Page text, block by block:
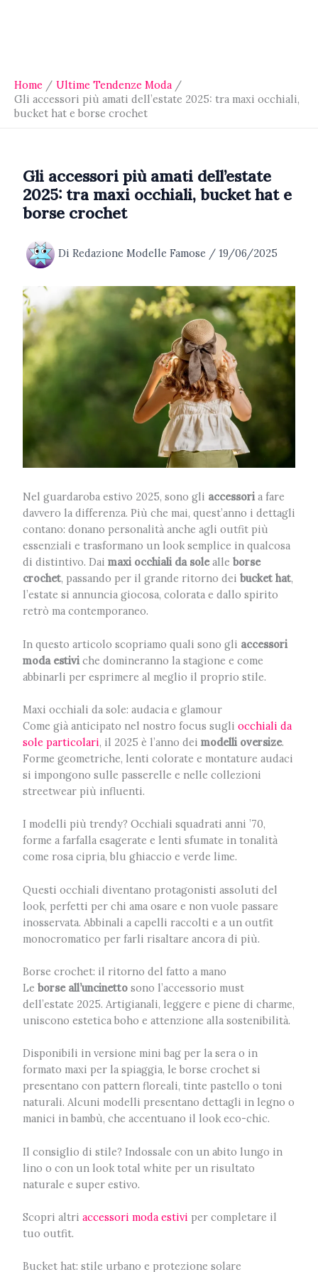
Home
Ultime Tendenze Moda
Gli accessori più amati dell’estate 2025: tra maxi occhiali,
bucket hat e borse crochet
Gli accessori più amati dell’estate
2025: tra maxi occhiali, bucket hat e
borse crochet
Di Redazione Modelle Famose / 19/06/2025
Nel guardaroba estivo 2025, sono gli accessoria fare
davvero la differenza. Più che mai, quest’anno i dettagli
contano: donano personalità anche agli outfit più
essenziali e trasformano un look semplice in qualcosa
di distintivo. Dai maxi occhiali da solealle borse
crochet, passando per il grande ritorno dei bucket hat,
l’estate si annuncia giocosa, colorata e dallo spirito
retrò ma contemporaneo.
In questo articolo scopriamo quali sono gli accessori
moda estiviche domineranno la stagione e come
abbinarli per esprimere al meglio il proprio stile.
Maxi occhiali da sole: audacia e glamour
Come già anticipato nel nostro focus sugli occhiali da
sole particolari, il 2025 è l’anno dei modelli oversize.
Forme geometriche, lenti colorate e montature audaci
si impongono sulle passerelle e nelle collezioni
streetwear più influenti.
I modelli più trendy? Occhiali squadrati anni ’70,
forme a farfalla esagerate e lenti sfumate in tonalità
come rosa cipria, blu ghiaccio e verde lime.
Questi occhiali diventano protagonisti assoluti del
look, perfetti per chi ama osare e non vuole passare
inosservata. Abbinali a capelli raccolti e a un outfit
monocromatico per farli risaltare ancora di più.
Borse crochet: il ritorno del fatto a mano
Le borse all’uncinettosono l’accessorio must
dell’estate 2025. Artigianali, leggere e piene di charme,
uniscono estetica boho e attenzione alla sostenibilità.
Disponibili in versione mini bag per la sera o in
formato maxi per la spiaggia, le borse crochet si
presentano con pattern floreali, tinte pastello o toni
naturali. Alcuni modelli presentano dettagli in legno o
manici in bambù, che accentuano il look eco-chic.
Il consiglio di stile? Indossale con un abito lungo in
lino o con un look total white per un risultato
naturale e super estivo.
Scopri altri accessori moda estivi per completare il
tuo outfit.
Bucket hat: stile urbano e protezione solare